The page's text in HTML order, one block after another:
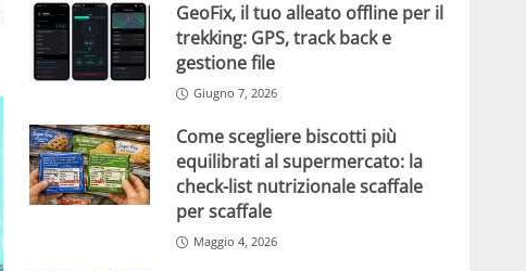
GeoFix, il tuo alleato offline per il
trekking: GPS, track back e
gestione file
Giugno 7, 2026
Come scegliere biscotti più
equilibrati al supermercato: la
check-list nutrizionale scaffale
per scaffale
Maggio 4, 2026